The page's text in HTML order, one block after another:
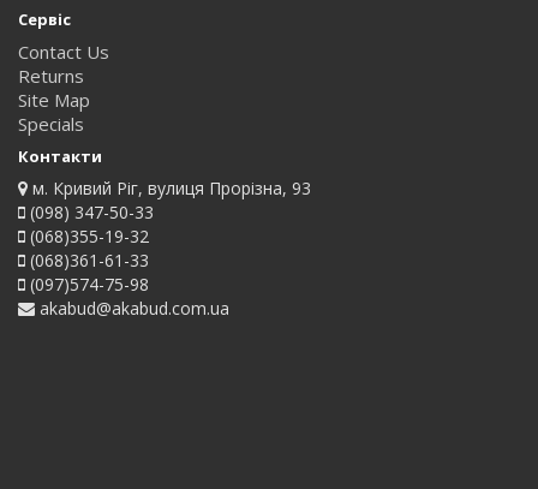
Сервіс
Contact Us
Returns
Site Map
Specials
Контакти
м. Кривий Ріг, вулиця Прорізна, 93
(098) 347-50-33
(068)355-19-32
(068)361-61-33
(097)574-75-98
akabud@akabud.com.ua